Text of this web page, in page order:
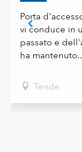
Porta
vi conduce in
passato e
ha
Tende